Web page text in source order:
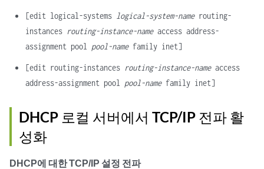
[edit logical-systems logical-system-namerouting-
instances routing-instance-nameaccess address-
assignment pool pool-namefamily inet]
[edit routing-instances routing-instance-nameaccess
address-assignment pool pool-namefamily inet]
DHCP 로컬 서버에서 TCP/IP 전파 활
성화
DHCP에 대한 TCP/IP 설정 전파